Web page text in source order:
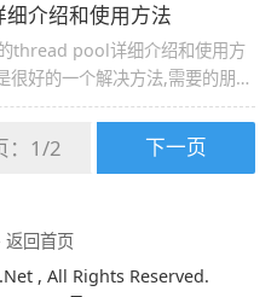
介绍和使用方法
thread pool详细介绍和使用方
好的一个解决方法,需要的朋友
1/2 下一页
返回首页
, All Rights Reserved.